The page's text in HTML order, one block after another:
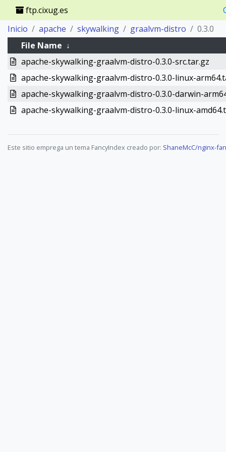
ftp.cixug.es
Inicio
apache skywalking graalvm-distro
0.3.0
File Name ↓
apache-skywalking-graalvm-distro-0.3.0-src.tar.gz
apache-skywalking-graalvm-distro-0.3.0-linux-
apache-skywalking-graalvm-distro-0.3.0-darwin-
apache-skywalking-graalvm-distro-0.3.0-linux-
Este sitio emprega un tema FancyIndex creado por: ShaneMcC/nginx-